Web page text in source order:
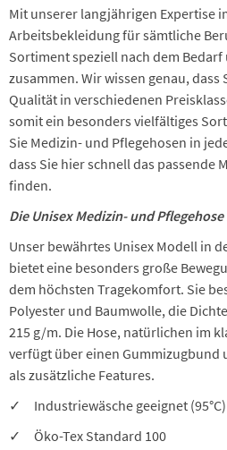
Mit unserer langjährigen Expertise
Arbeitsbekleidung für sämtliche
Sortiment speziell nach dem
zusammen. Wir wissen genau, dass
Qualität in verschiedenen
somit ein besonders vielfältiges
Sie Medizin- und Pflegehosen in
dass Sie hier schnell das passende
finden.
Die Unisex Medizin- und
Unser bewährtes Unisex Modell in
bietet eine besonders große
dem höchsten Tragekomfort. Sie
Polyester und Baumwolle, die
215 g/m. Die Hose, natürlichen im
verfügt über einen Gummizugbund
als zusätzliche Features.
✓ Industriewäsche geeignet (95°C)
✓ Öko-Tex Standard 100